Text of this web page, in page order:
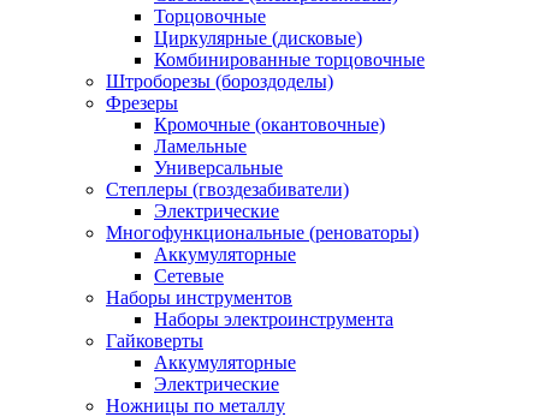
Торцовочные
Циркулярные (дисковые)
Комбинированные торцовочные
Штроборезы (бороздоделы)
Фрезеры
Кромочные (окантовочные)
Ламельные
Универсальные
Степлеры (гвоздезабиватели)
Электрические
Многофункциональные (реноваторы)
Аккумуляторные
Сетевые
Наборы инструментов
Наборы электроинструмента
Гайковерты
Аккумуляторные
Электрические
Ножницы по металлу